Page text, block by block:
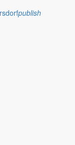
publish